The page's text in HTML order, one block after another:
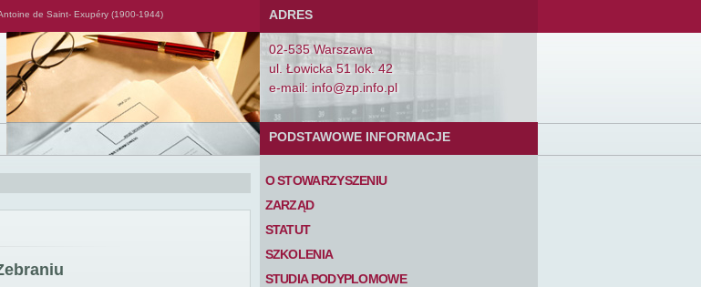
de Saint- Exupéry (1900-1944) ADRES
02-535 Warszawa
ul. Łowicka 51 lok. 42
e-mail: info@zp.info.pl
PODSTAWOWE INFORMACJE
O STOWARZYSZENIU
ZARZĄD
STATUT
SZKOLENIA
STUDIA PODYPLOMOWE